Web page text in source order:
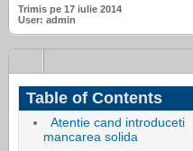
Trimis pe 17 iulie 2014
User: admin
Table of Contents
Atentie cand introduceti
mancarea solida